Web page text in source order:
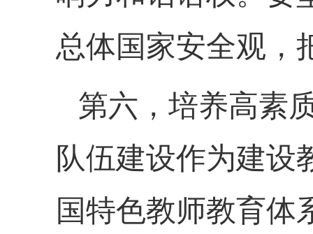
总体国家安全观，
第六，培养高素
队伍建设作为建设
国特色教师教育体